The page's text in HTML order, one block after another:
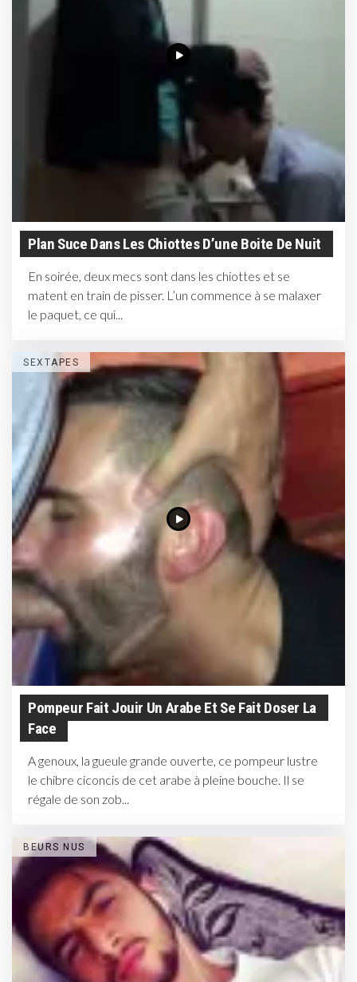
Plan Suce Dans Les Chiottes D’une Boite De Nuit
En soirée, deux mecs sont dans les chiottes et se
matent en train de pisser. L’un commence à se malaxer
le paquet, ce qui...
SEXTAPES
Pompeur Fait Jouir Un Arabe Et Se Fait Doser La
Face
A genoux, la gueule grande ouverte, ce pompeur lustre
le chibre ciconcis de cet arabe à pleine bouche. Il se
régale de son zob...
BEURS NUS